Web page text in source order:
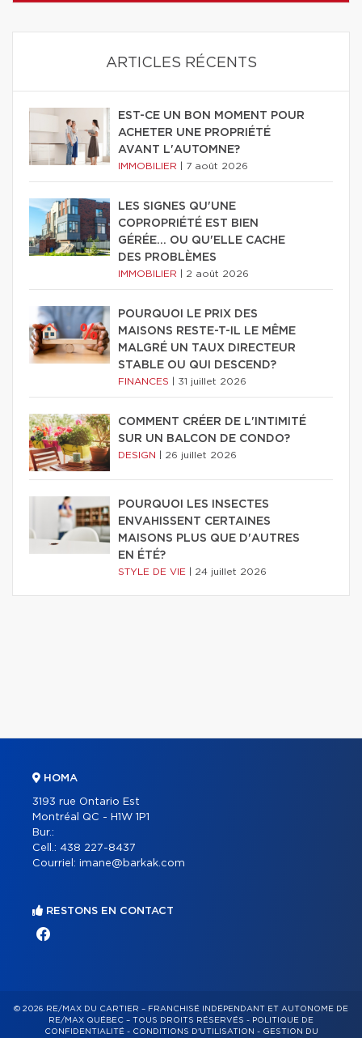
ARTICLES RÉCENTS
EST-CE UN BON MOMENT POUR
ACHETER UNE PROPRIÉTÉ
AVANT L'AUTOMNE?
IMMOBILIER 7 août 2026
LES SIGNES QU'UNE
COPROPRIÉTÉ EST BIEN
GÉRÉE… OU QU'ELLE CACHE
DES PROBLÈMES
IMMOBILIER 2 août 2026
POURQUOI LE PRIX DES
MAISONS RESTE-T-IL LE MÊME
MALGRÉ UN TAUX DIRECTEUR
STABLE OU QUI DESCEND?
FINANCES 31 juillet 2026
COMMENT CRÉER DE L'INTIMITÉ
SUR UN BALCON DE CONDO?
DESIGN 26 juillet 2026
POURQUOI LES INSECTES
ENVAHISSENT CERTAINES
MAISONS PLUS QUE D'AUTRES
EN ÉTÉ?
STYLE DE VIE 24 juillet 2026
HOMA
3193 rue Ontario Est
Montréal QC - H1W 1P1
Bur.:
Cell.: 438 227-8437
Courriel: imane@barkak.com
RESTONS EN CONTACT
© 2026 RE/MAX DU CARTIER – FRANCHISÉ INDÉPENDANT ET AUTONOME DE
RE/MAX QUÉBEC – TOUS DROITS RÉSERVÉS - POLITIQUE DE
CONFIDENTIALITÉ- CONDITIONS D'UTILISATION - GESTION DU